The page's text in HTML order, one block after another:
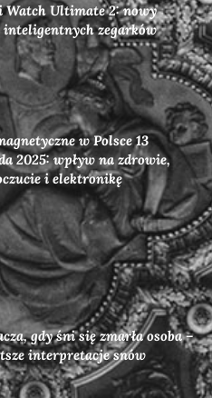
Watch Ultimate 2: nowy
inteligentnych zegarków
w Polsce 13
2025: wpływ na zdrowie,
i elektronikę
gdy śni się zmarła osoba –
interpretacje snów